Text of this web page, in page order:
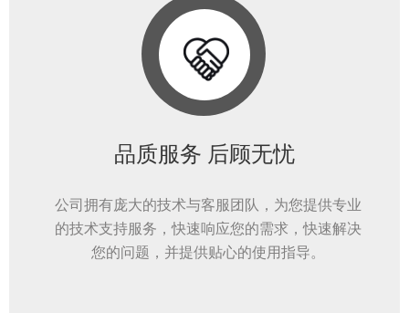
品质服务 后顾无忧
公司拥有庞大的技术与客服团队，为您提供专业
的技术支持服务，快速响应您的需求，快速解决
您的问题，并提供贴心的使用指导。